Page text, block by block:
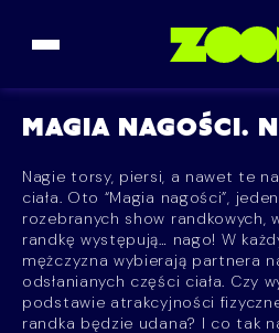
MAGIA NAGOŚCI.
Nagie torsy, piersi, a nawet te
ciała. Oto “Magia nagości”,
rozebranych show randkowych,
randkę występują… nago! W
mężczyzna wybierają partnera
odsłanianych części ciała. Czy
podstawie atrakcyjności
randka będzie udana? I co tak